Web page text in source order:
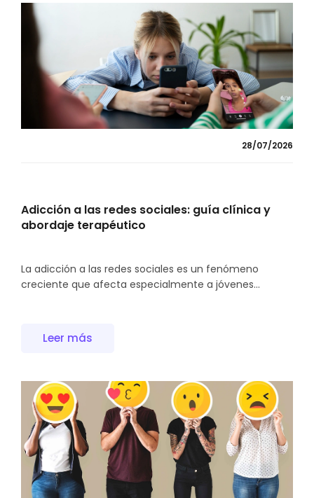
28/07/2026
Adicción a las redes sociales: guía clínica y
abordaje terapéutico
La adicción a las redes sociales es un fenómeno
creciente que afecta especialmente a jóvenes...
Leer más